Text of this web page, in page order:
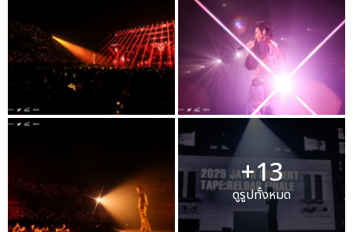
+13
ดูรูปทั้งหมด